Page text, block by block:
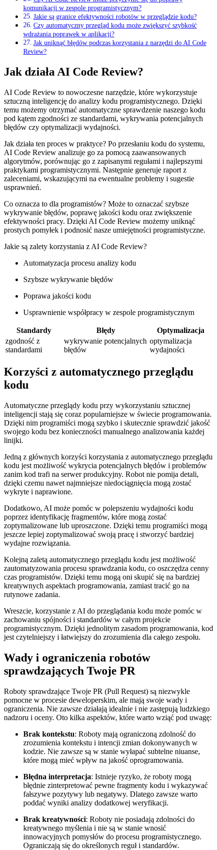
komunikacji w zespole programistycznym?
Jakie są granice efektywności ​robotów w przeglądzie kodu?
Czy automatyczny przegląd‍ kodu ‍może zwiększyć szybkość
wdrażania poprawek w aplikacji?
Jak uniknąć⁣ błędów podczas korzystania ​z narzędzi do AI Code
Review?
Jak ⁣działa AI Code Review?
AI Code Review​ to nowoczesne narzędzie, które wykorzystuje
sztuczną inteligencję do ⁢analizy kodu programistycznego. Dzięki⁤
temu ​możemy otrzymać ‌automatyczne sprawdzenie naszego kodu
pod kątem zgodności ze standardami, wykrywania potencjalnych
błędów czy optymalizacji wydajności.
Jak działa ten proces w praktyce? Po przesłaniu kodu do systemu,
AI Code Review analizuje go za ‍pomocą zaawansowanych
algorytmów, porównując go z zapisanymi regułami i najlepszymi
praktykami programistycznymi. Następnie generuje⁢ raport z
zaleceniami, wskazującymi na ewentualne problemy i sugestie
usprawnień.
Co oznacza to dla programistów? Może to oznaczać szybsze
wykrywanie błędów, poprawę jakości kodu oraz zwiększenie
efektywności pracy. Dzięki AI‌ Code Review możemy uniknąć
‌prostych pomyłek i podnosić nasze umiejętności programistyczne.
Jakie są zalety korzystania z AI Code Review?
Automatyzacja procesu analizy kodu
Szybsze⁢ wykrywanie błędów
Poprawa jakości kodu
Usprawnienie współpracy w zespole programistycznym
Standardy Błędy
Optymalizacja
zgodność z
standardami
wykrywanie potencjalnych
błędów
optymalizacja
wydajności
Korzyści z automatycznego przeglądu
kodu
Automatyczne przeglądy kodu ⁤przy wykorzystaniu sztucznej
inteligencji stają się coraz⁣ popularniejsze‍ w⁢ świecie programowania.
Dzięki nim programiści mogą szybko i skutecznie sprawdzić jakość
swojego ⁢kodu bez‌ konieczności manualnego analizowania każdej
linijki.
Jedną z głównych korzyści korzystania z automatycznego przeglądu
kodu jest możliwość wykrycia ‌potencjalnych błędów i problemów
zanim kod trafi na serwer produkcyjny. Robot nie⁣ pomija detali,
dzięki czemu‍ nawet najmniejsze niedociągnięcia mogą‌ zostać
wykryte i naprawione.
Dodatkowo, AI może pomóc w polepszeniu wydajności kodu
poprzez identyfikację fragmentów, które mogą zostać
zoptymalizowane lub uproszczone. Dzięki temu programiści mogą
jeszcze lepiej zoptymalizować swoją pracę i stworzyć ‌bardziej
wydajne rozwiązania.
Kolejną ‌zaletą automatycznego przeglądu kodu ⁢jest możliwość ​
zautomatyzowania procesu sprawdzania kodu, co oszczędza cenny
czas programistów. Dzięki temu mogą‍ oni‌ skupić się​ na bardziej
kreatywnych aspektach ⁤programowania, zamiast tracić go na
rutynowe zadania.
Wreszcie, korzystanie z AI do przeglądania kodu może pomóc w
zachowaniu spójności i standardów w całym projekcie
programistycznym. Dzięki jednolitym zasadom programowania, kod
jest czytelniejszy i łatwiejszy do zrozumienia dla całego zespołu.
Wady i ograniczenia robotów
sprawdzających Twoje PR
Roboty sprawdzające Twoje PR ‌(Pull Request) są niezwykle
pomocne w procesie deweloperskim, ale⁣ mają swoje wady i
ograniczenia. Nie zawsze ​działają idealnie i nie zastępują ludzkiego
nadzoru i oceny. Oto kilka aspektów, które warto wziąć pod uwagę:
Brak kontekstu: Roboty mają ograniczoną zdolność do
zrozumienia kontekstu i intencji zmian dokonywanych w ​
kodzie. Nie zawsze są w stanie wyłapać subtelne niuanse,
które⁣ mogą mieć wpływ na jakość oprogramowania.
Błędna interpretacja: Istnieje ryzyko, że​ roboty mogą
⁣błędnie ⁤zinterpretować pewne fragmenty kodu i wykazywać
fałszywe pozytywy lub ‌negatywy. Dlatego zawsze warto
poddać wyniki analizy dodatkowej weryfikacji.
Brak kreatywności: Roboty nie posiadają zdolności ​do
⁢kreatywnego myślenia i nie są w stanie wnosić
innowacyjnych pomysłów ⁢do procesu programistycznego.
Ograniczają się do określonych reguł i ​standardów.